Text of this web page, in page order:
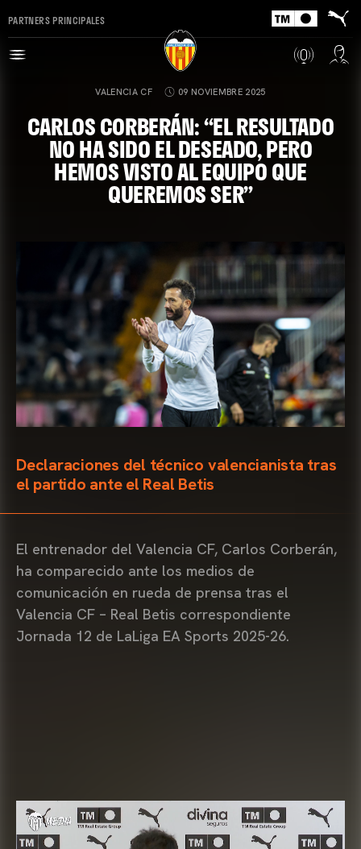
PARTNERS PRINCIPALES
VALENCIA CF 09 NOVIEMBRE 2025
CARLOS CORBERÁN: “EL RESULTADO
NO HA SIDO EL DESEADO, PERO
HEMOS VISTO AL EQUIPO QUE
QUEREMOS SER”
Declaraciones del técnico valencianista tras
el partido ante el Real Betis
El entrenador del Valencia CF, Carlos Corberán,
ha comparecido ante los medios de
comunicación en rueda de prensa tras el
Valencia CF – Real Betis correspondiente
Jornada 12 de LaLiga EA Sports 2025-26.